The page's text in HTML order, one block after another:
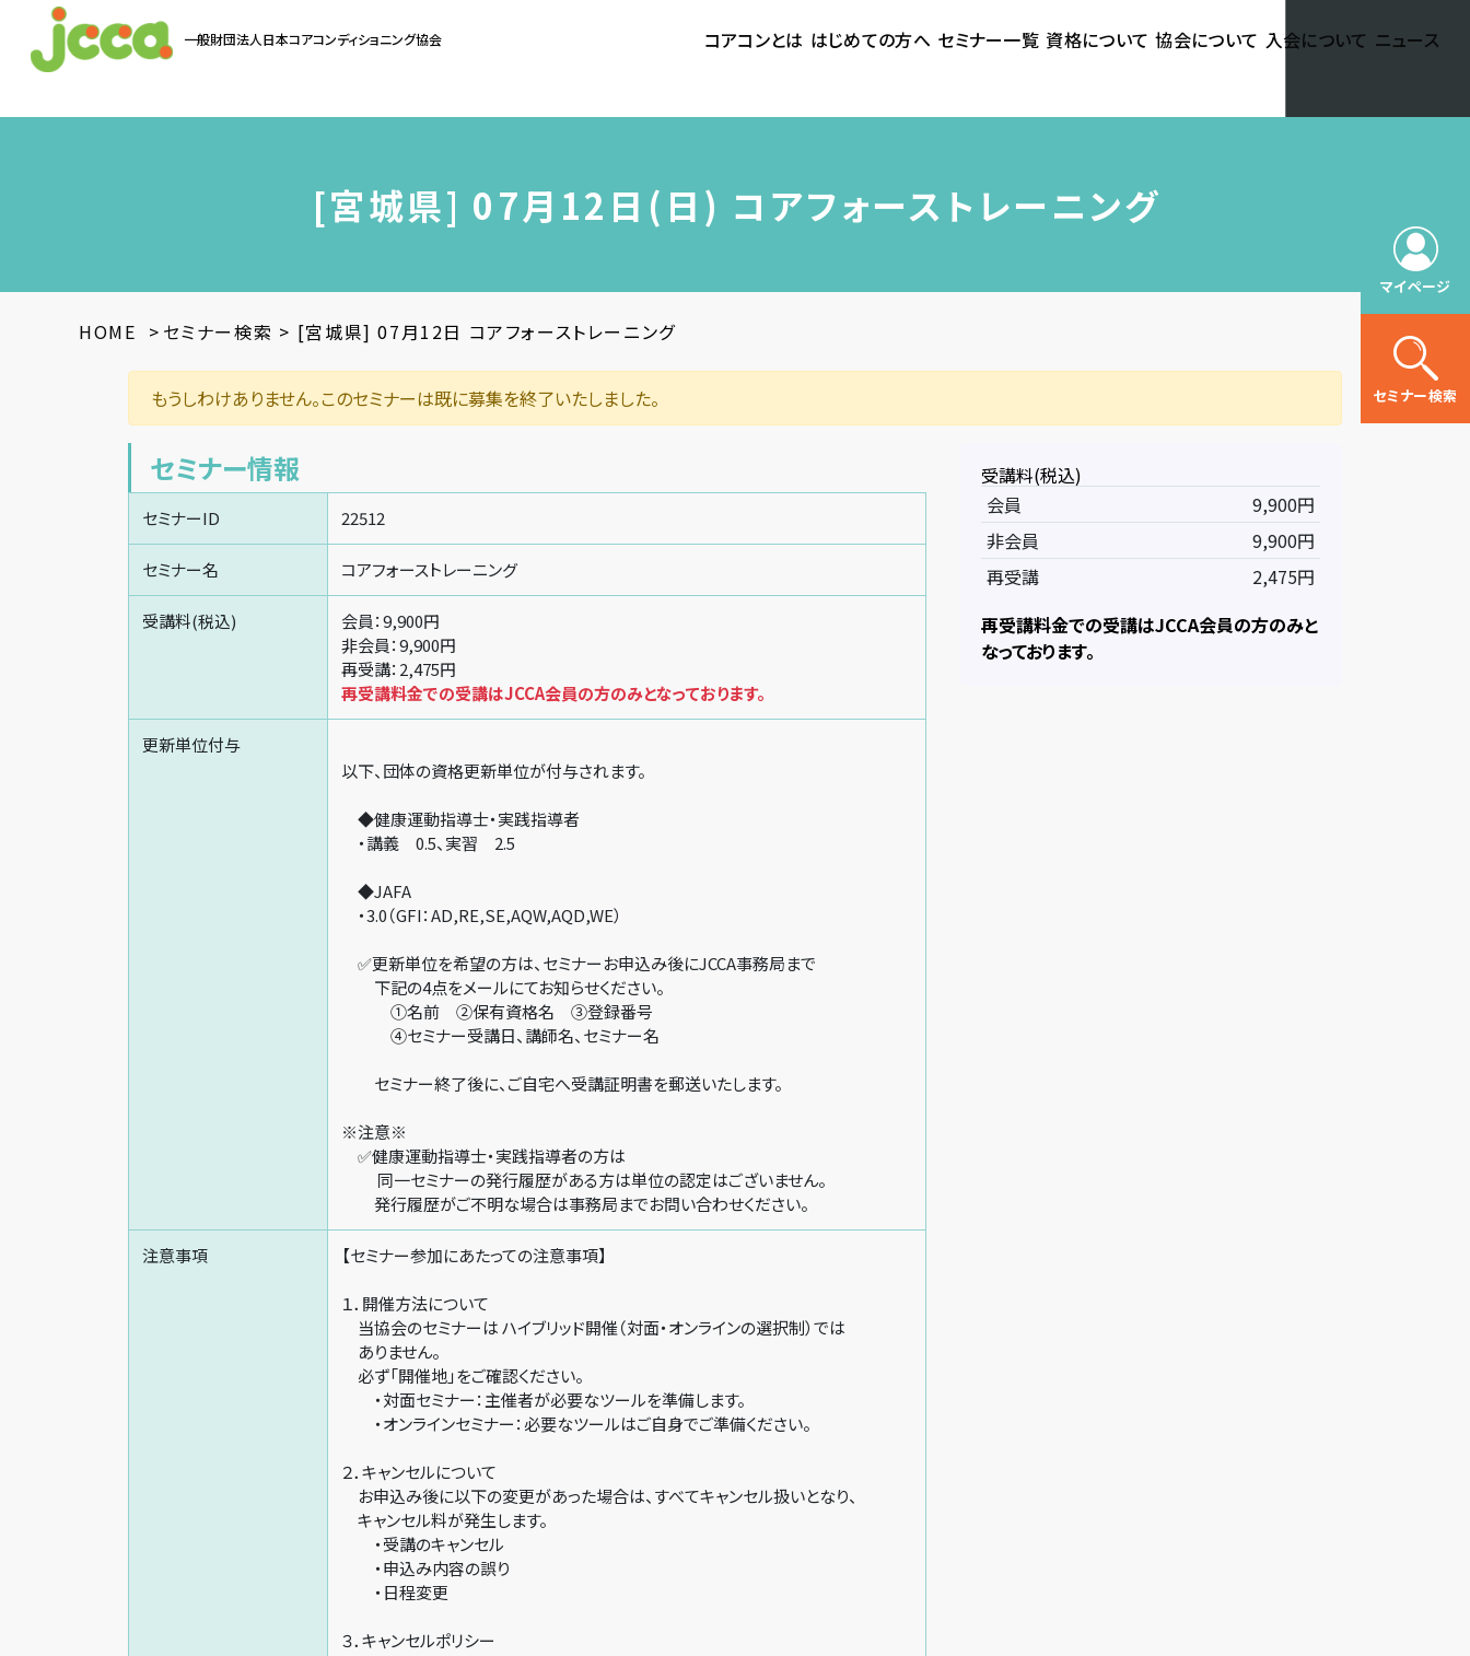
一般財団法人日本コアコンディショニング協会 コアコンとは はじめての方へ セミナー一覧 資格について 協会について 入会について ニュース
[宮城県] 07月12日(日) コアフォーストレーニング
HOME > セミナー検索 > [宮城県] 07月12日 コアフォーストレーニング
もうしわけありません。このセミナーは既に募集を終了いたしました。
セミナー情報
セミナーID 22512
セミナー名 コアフォーストレーニング
受講料(税込)
会員：9,900円
非会員：9,900円
再受講：2,475円
再受講料金での受講はJCCA会員の方のみとなっております。
更新単位付与
以下、団体の資格更新単位が付与されます。
◆健康運動指導士・実践指導者
・講義 0.5、実習 2.5
◆JAFA
・3.0（GFI：AD,RE,SE,AQW,AQD,WE）
✅更新単位を希望の方は、セミナーお申込み後にJCCA事務局まで
下記の4点をメールにてお知らせください。
①名前 ②保有資格名 ③登録番号
④セミナー受講日、講師名、セミナー名
セミナー終了後に、ご自宅へ受講証明書を郵送いたします。
※注意※
✅健康運動指導士・実践指導者の方は
同一セミナーの発行履歴がある方は単位の認定はございません。
発行履歴がご不明な場合は事務局までお問い合わせください。
注意事項 【セミナー参加にあたっての注意事項】
１．開催方法について
当協会のセミナーは ハイブリッド開催（対面・オンラインの選択制）では
ありません。
必ず「開催地」をご確認ください。
・対面セミナー：主催者が必要なツールを準備します。
・オンラインセミナー：必要なツールはご自身でご準備ください。
２．キャンセルについて
お申込み後に以下の変更があった場合は、すべてキャンセル扱いとなり、
キャンセル料が発生します。
・受講のキャンセル
・申込み内容の誤り
・日程変更
３．キャンセルポリシー
受講料(税込)
会員
9,900円
非会員
9,900円
再受講
2,475円
再受講料金での受講はJCCA会員の方のみと
なっております。
マイページ
セミナー検索